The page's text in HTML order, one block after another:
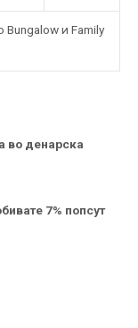
и Family
во денарска
7% попсут